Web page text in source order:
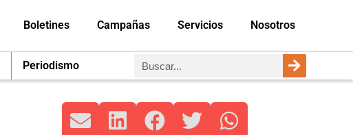
Boletines Campañas Servicios Nosotros
Periodismo